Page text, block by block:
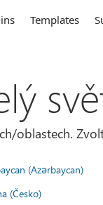
Templates
oblastech.
(Azərbaycan)
(Česko)